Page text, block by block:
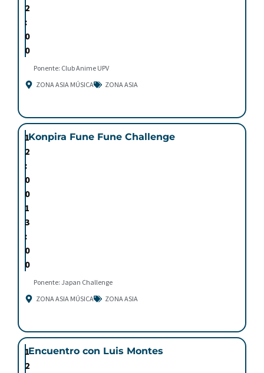
2
:
0
0
Ponente: Club Anime UPV
ZONA ASIA MÚSICA
ZONA ASIA
1
2
:
0
0
1
3
:
0
0
Konpira Fune Fune Challenge
Ponente: Japan Challenge
ZONA ASIA MÚSICA
ZONA ASIA
1
2
Encuentro con Luis Montes